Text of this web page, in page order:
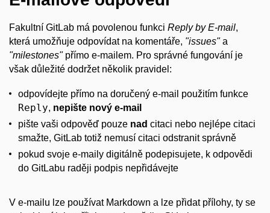
Fakultní GitLab má povolenou funkci Reply by E-mail,
která umožňuje odpovídat na komentáře, "issues"a
"milestones"přímo e-mailem. Pro správné fungování je
však důležité dodržet několik pravidel:
odpovídejte přímo na doručený e-mail použitím funkce
Reply, nepište nový e-mail
pište vaši odpověď pouze nad citaci nebo nejlépe citaci
smažte, GitLab totiž nemusí citaci odstranit správně
pokud svoje e-maily digitálně podepisujete, k odpovědi
do GitLabu raději podpis nepřidávejte
V e-mailu lze používat Markdown a lze přidat přílohy, ty se